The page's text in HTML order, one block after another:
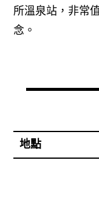
所溫泉站，非常
念。
地點